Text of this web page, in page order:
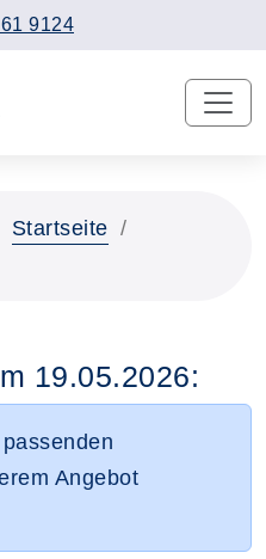
9124
Startseite
19.05.2026:
Angebot